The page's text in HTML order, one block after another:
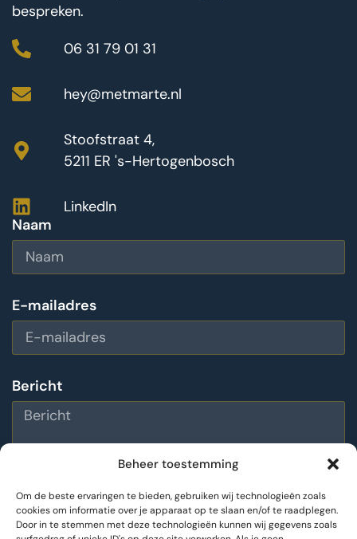
Beheer toestemming
Om de beste ervaringen te bieden, gebruiken wij technologieën zoals
cookies om informatie over je apparaat op te slaan en/of te raadplegen.
Door in te stemmen met deze technologieën kunnen wij gegevens zoals
bespreken.
06 31 79 01 31
hey@metmarte.nl
Stoofstraat 4,
5211 ER 's-Hertogenbosch
LinkedIn
Naam
E-mailadres
Bericht
Bericht versturen